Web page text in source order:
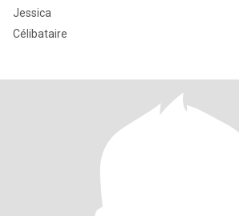
Jessica
Célibataire